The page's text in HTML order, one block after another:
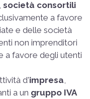
società consortili
a favore
e delle società
non imprenditori
a favore degli utenti
d'impresa
a un gruppo IVA